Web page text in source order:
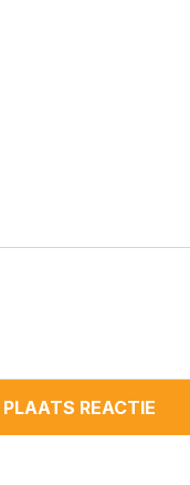
PLAATS REACTIE